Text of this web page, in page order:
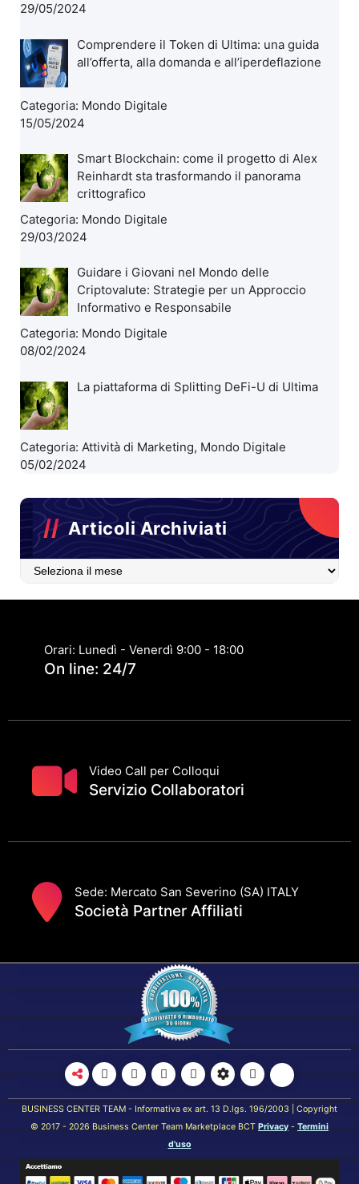
29/05/2024
Comprendere il Token di Ultima: una guida
all’offerta, alla domanda e all’iperdeflazione
Categoria: Mondo Digitale
15/05/2024
Smart Blockchain: come il progetto di Alex
Reinhardt sta trasformando il panorama
crittografico
Categoria: Mondo Digitale
29/03/2024
Guidare i Giovani nel Mondo delle
Criptovalute: Strategie per un Approccio
Informativo e Responsabile
Categoria: Mondo Digitale
08/02/2024
La piattaforma di Splitting DeFi-U di Ultima
Categoria: Attività di Marketing, Mondo Digitale
05/02/2024
Articoli Archiviati
Articoli
Orari: Lunedì - Venerdì 9:00 - 18:00
On line: 24/7
Video Call per Colloqui
Servizio Collaboratori
Sede: Mercato San Severino (SA) ITALY
Società Partner Affiliati
BUSINESS CENTER TEAM - Informativa ex art. 13 D.lgs. 196/2003 | Copyright
© 2017 - 2026 Business Center Team Marketplace BCT Privacy - Termini
d'uso